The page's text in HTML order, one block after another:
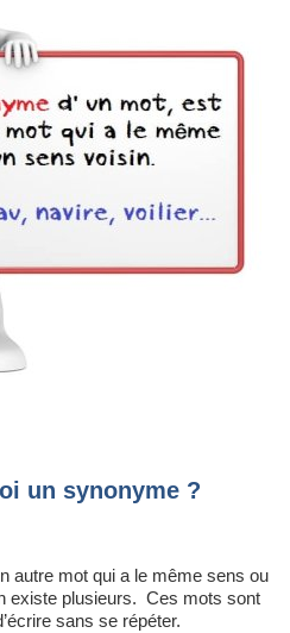
un synonyme ?
autre mot qui a le même sens ou
existe plusieurs. Ces mots sont
sans se répéter.